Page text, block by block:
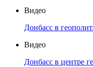
Видео
Донбасс в
Видео
Донбасс в центре